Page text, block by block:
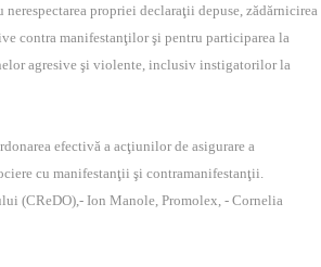
propriei declaraţii depuse, zădărnicirea
contra manifestanţilor şi pentru participarea la
agresive şi violente, inclusiv instigatorilor la
efectivă a acţiunilor de asigurare a
cu manifestanţii şi contramanifestanţii.
(CReDO),- Ion Manole, Promolex, - Cornelia